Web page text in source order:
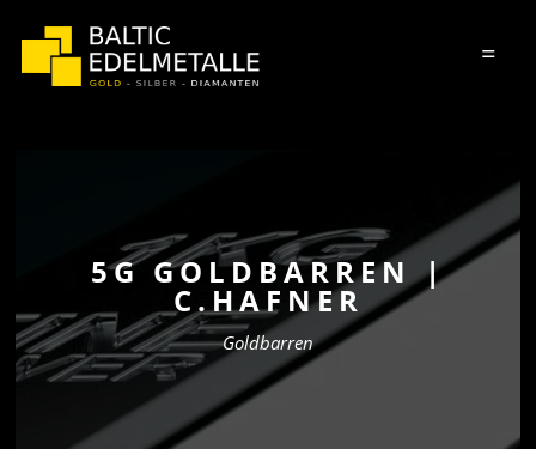
=
5G GOLDBARREN |
C.HAFNER
Goldbarren